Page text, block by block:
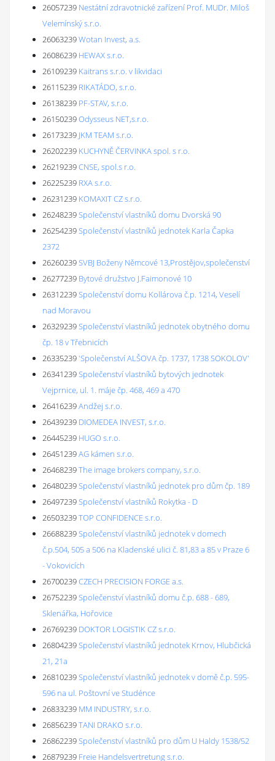
26057239 Nestátní zdravotnické zařízení Prof. MUDr. Miloš
Velemínský s.r.o.
26063239Wotan Invest, a.s.
26086239 HEWAX s.r.o.
26109239 Kaitrans s.r.o. v likvidaci
26115239 RIKATÁDO, s.r.o.
26138239 PF-STAV, s.r.o.
26150239Odysseus NET,s.r.o.
26173239 JKM TEAM s.r.o.
26202239 KUCHYNĚ ČERVINKA spol. s r.o.
26219239CNSE, spol.s r.o.
26225239 RXA s.r.o.
26231239 KOMAXIT CZ s.r.o.
26248239Společenství vlastníků domu Dvorská 90
26254239Společenství vlastníků jednotek Karla Čapka
2372
26260239SVBJ Boženy Němcové 13,Prostějov,společenství
26277239 Bytové družstvo J.Faimonové 10
26312239Společenství domu Kollárova č.p. 1214, Veselí
nad Moravou
26329239Společenství vlastníků jednotek obytného domu
čp. 18 v Třebnicích
26335239'Společenství ALŠOVA čp. 1737, 1738 SOKOLOV'
26341239Společenství vlastníků bytových jednotek
Vejprnice, ul. 1. máje čp. 468, 469 a 470
26416239Andžej s.r.o.
26439239 DIOMEDEA INVEST, s.r.o.
26445239 HUGO s.r.o.
26451239AG kámen s.r.o.
26468239The image brokers company, s.r.o.
26480239Společenství vlastníků jednotek pro dům čp. 189
26497239Společenství vlastníků Rokytka - D
26503239TOP CONFIDENCE s.r.o.
26688239Společenství vlastníků jednotek v domech
č.p.504, 505 a 506 na Kladenské ulici č. 81,83 a 85 v Praze 6
- Vokovicích
26700239CZECH PRECISION FORGE a.s.
26752239Společenství vlastníků domu č.p. 688 - 689,
Sklenářka, Hořovice
26769239 DOKTOR LOGISTIK CZ s.r.o.
26804239Společenství vlastníků jednotek Krnov, Hlubčická
21, 21a
26810239Společenství vlastníků jednotek v domě č.p. 595-
596 na ul. Poštovní ve Studénce
26833239 MM INDUSTRY, s.r.o.
26856239TANI DRAKO s.r.o.
26862239Společenství vlastníků pro dům U Haldy 1538/52
26879239 Freie Handelsvertretung s.r.o.